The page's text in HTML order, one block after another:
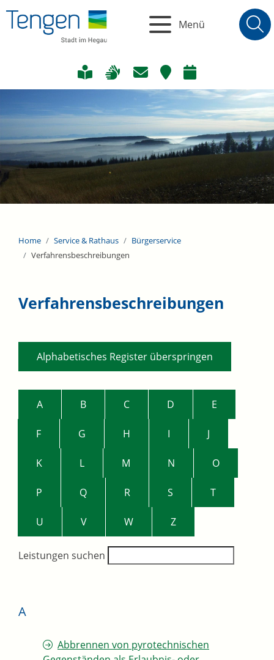
Menü
Home Service & Rathaus
Bürgerservice
Verfahrensbeschreibungen
Verfahrensbeschreibungen
Alphabetisches Register überspringen
A B C D E
F G H I J
K L M N O
P Q R S T
U V W Z
Leistungen suchen
A
Abbrennen von pyrotechnischen